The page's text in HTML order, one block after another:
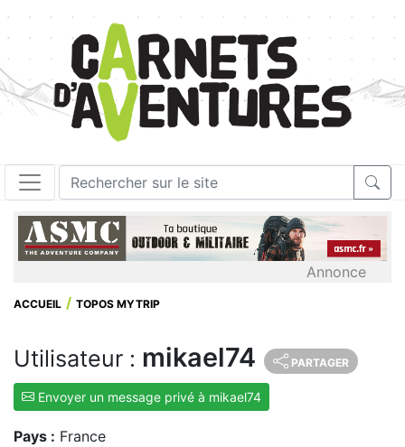
Annonce
ACCUEIL TOPOS MYTRIP
Utilisateur : mikael74 PARTAGER
Envoyer un message privé à mikael74
Pays : France